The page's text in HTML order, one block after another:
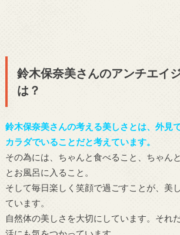
鈴木保奈美さんのアンチエイ
は？
鈴木保奈美さんの考える美しさとは、外見
カラダでいることだと考えています。
その為には、ちゃんと食べること、ちゃん
とお風呂に入ること。
そして毎日楽しく笑顔で過ごすことが、美
ています。
自然体の美しさを大切にしています。それ